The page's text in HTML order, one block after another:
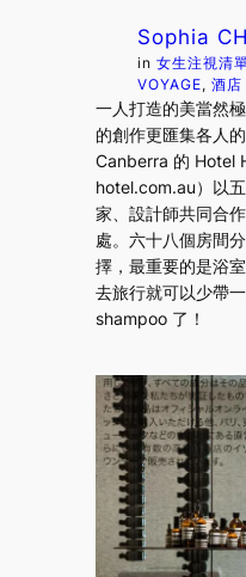
Sophia
in女生注視清
VOYAGE, 酒
一人打造的美當然
的創作更匯集各人
Canberra 的 Hotel
hotel.com.au）以
家、設計師共同合
處。六十八個房間
擇，最重要的是浴
去旅行就可以少帶
shampoo 了！